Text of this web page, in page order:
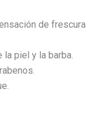
de frescura
la piel y la barba.